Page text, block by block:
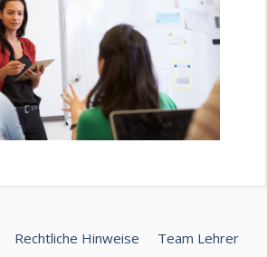
Rechtliche Hinweise
Team Lehrer